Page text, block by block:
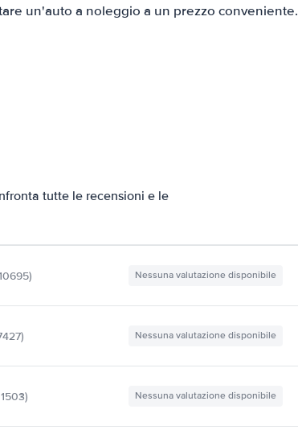
un'auto a noleggio a un prezzo conveniente.
tutte le recensioni e le
Nessuna valutazione disponibile
Nessuna valutazione disponibile
Nessuna valutazione disponibile